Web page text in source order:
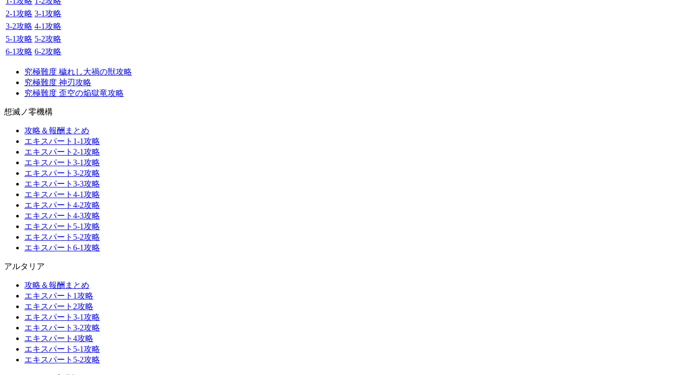
2-1攻略 3-1攻略
3-2攻略 4-1攻略
5-1攻略 5-2攻略
6-1攻略 6-2攻略
究極難度 穢れし大禍の獣攻略
究極難度 神刃攻略
究極難度 歪空の焔獄竜攻略
想滅ノ零機構
攻略＆報酬まとめ
エキスパート1-1攻略
エキスパート2-1攻略
エキスパート3-1攻略
エキスパート3-2攻略
エキスパート3-3攻略
エキスパート4-1攻略
エキスパート4-2攻略
エキスパート4-3攻略
エキスパート5-1攻略
エキスパート5-2攻略
エキスパート6-1攻略
アルタリア
攻略＆報酬まとめ
エキスパート1攻略
エキスパート2攻略
エキスパート3-1攻略
エキスパート3-2攻略
エキスパート4攻略
エキスパート5-1攻略
エキスパート5-2攻略